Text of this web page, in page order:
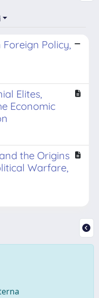
Policy,
Elites,
Economic
the Origins
Warfare,